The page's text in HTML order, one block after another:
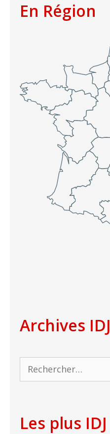
En Région
Archives IDJ
Rechercher :
Les plus IDJ